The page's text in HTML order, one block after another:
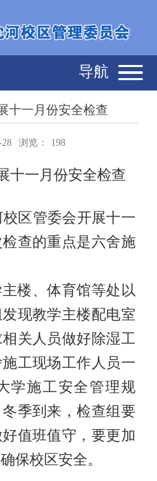
导航
十一月份安全检查
浏览： 198
十一月份安全检查
校区管委会开展十一
查的重点是六舍施
楼、体育馆等处以
现教学主楼配电室
关人员做好除湿工
工现场工作人员一
学施工安全管理规
季到来，检查组要
值班值守，要更加
保校区安全。